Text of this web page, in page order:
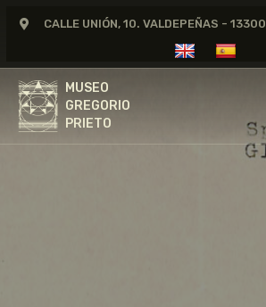
CALLE UNIÓN, 10. VALDEPEÑAS - 13300
MUSEO
GREGORIO
PRIETO
MUSEO
GREGORIO
GREGORIO PRIETO